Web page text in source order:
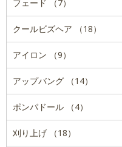
フェード （7）
クールビズヘア （18）
アイロン （9）
アップバング （14）
ポンパドール （4）
刈り上げ （18）